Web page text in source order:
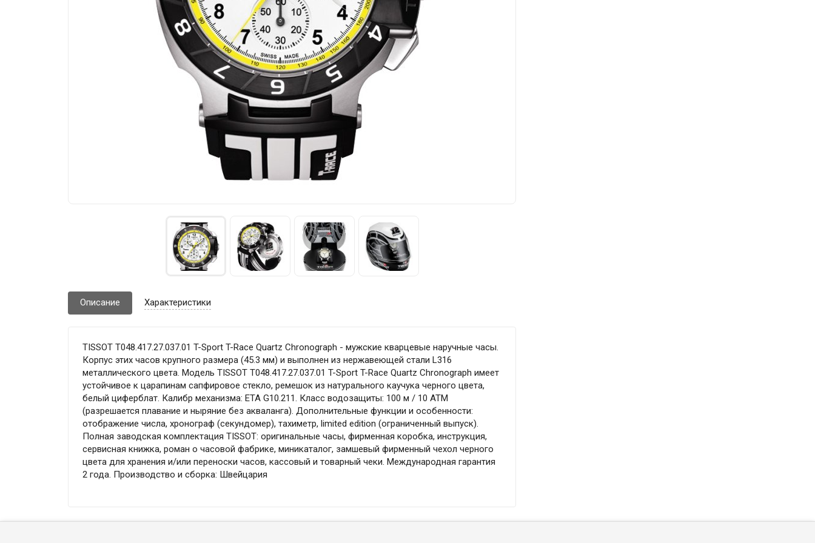
Описание Характеристики
TISSOT T048.417.27.037.01 T-Sport T-Race Quartz Chronograph - мужские кварцевые наручные часы.
Корпус этих часов крупного размера (45.3 мм) и выполнен из нержавеющей стали L316
металлического цвета. Модель TISSOT T048.417.27.037.01 T-Sport T-Race Quartz Chronograph имеет
устойчивое к царапинам сапфировое стекло, ремешок из натурального каучука черного цвета,
белый циферблат. Калибр механизма: ETA G10.211. Класс водозащиты: 100 м / 10 АТМ
(разрешается плавание и ныряние без акваланга). Дополнительные функции и особенности:
отображение числа, хронограф (секундомер), тахиметр, limited edition (ограниченный выпуск).
Полная заводская комплектация TISSOT: оригинальные часы, фирменная коробка, инструкция,
сервисная книжка, роман о часовой фабрике, миникаталог, замшевый фирменный чехол черного
цвета для хранения и/или переноски часов, кассовый и товарный чеки. Международная гарантия
2 года. Производство и сборка: Швейцария